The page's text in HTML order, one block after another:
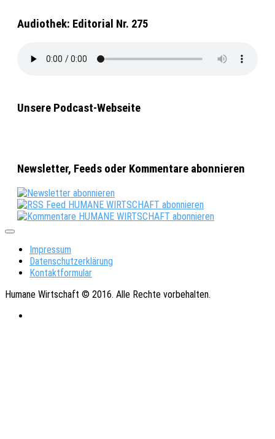
Audiothek: Editorial Nr. 275
Unsere Podcast-Webseite
Newsletter, Feeds oder Kommentare abonnieren
Impressum
Datenschutzerklärung
Kontaktformular
Humane Wirtschaft © 2016. Alle Rechte vorbehalten.